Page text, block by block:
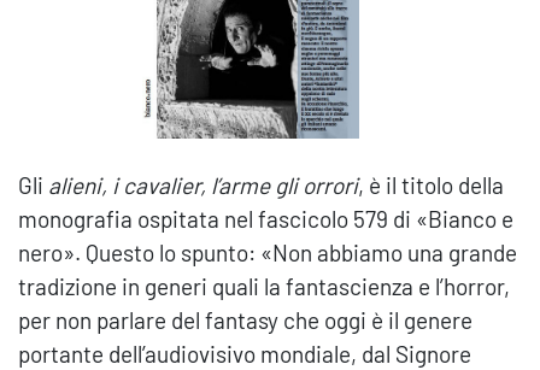
Gli alieni, i cavalier, l’arme gli orrori, è il titolo della
monografia ospitata nel fascicolo 579 di «Bianco e
nero». Questo lo spunto: «Non abbiamo una grande
tradizione in generi quali la fantascienza e l’horror,
per non parlare del fantasy che oggi è il genere
portante dell’audiovisivo mondiale, dal Signore